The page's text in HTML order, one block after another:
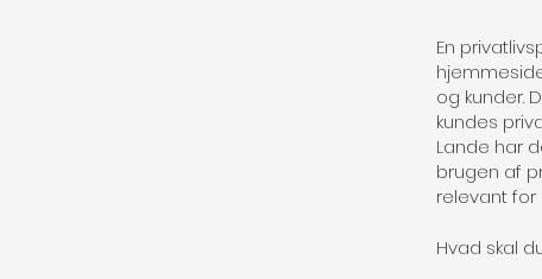
En
og kunder.
kundes
Lande har
brugen af
relevant for
Hvad skal